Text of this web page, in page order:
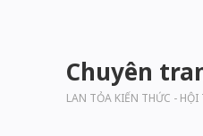
Chuyên
LAN TỎA KIẾN THỨC -